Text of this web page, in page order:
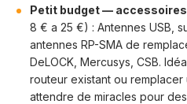
Petit budget —
8 € a 25 €) : Antennes USB,
antennes RP-SMA de
DeLOCK, Mercusys, CSB.
routeur existant ou
attendre de miracles pour